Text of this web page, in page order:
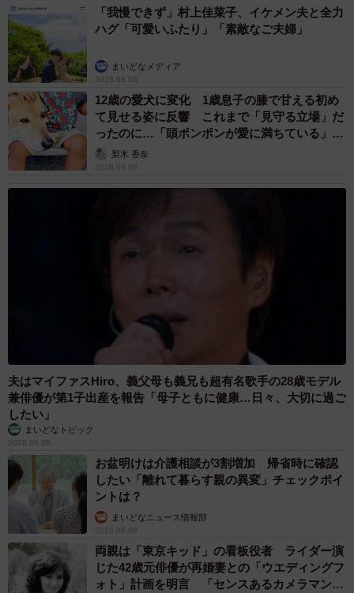
たのでした。母の横にはテツの遺影もあり、残された友達
のケイは「お前さんはエラかった ママさんを一人ぼっちに
させんかった」と涙します。
8/20
「我慢できず」村上佳菜子、イケメン夫と全力
ハグ「可愛いふたり」「素敵なご夫婦」
まいどなメディア
2026.08.08
12歳の愛犬に変化 1歳息子の膝で甘える初め
て見せる姿に反響 これまで「見守る立場」だ
ったのに…「頭ポンポンが愛に満ちている」
「尊…」
梨木 香奈
2026.08.08
夫はマイファスHiro、義父母も義兄も超有名歌手の28歳モデル
兼俳優が第1子出産を報告「母子ともに健康…日々、大切に過ご
したい」
まいどなトピック
2026.08.08
お盆明けは介護相談が3割増加 帰省時に確認
したい「離れて暮らす親の異変」チェックポイ
ントは？
まいどなニュース情報部
2026.08.08
両親は「東京キッド」の看板役者 ライダー演
じた42歳元俳優が再婚妻との「ウエディングフ
ォト」計画を明言 「センスあるカメラマン求